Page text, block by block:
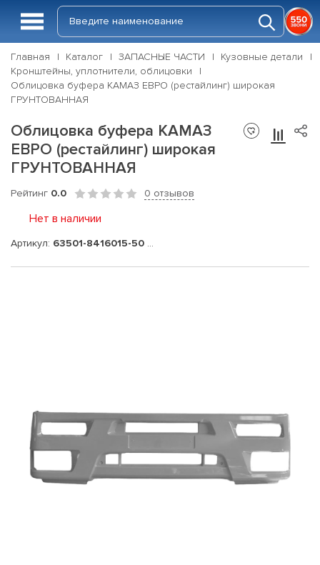
Главная Каталог ЗАПАСНЫЕ ЧАСТИ
Кузовные детали
Кронштейны, уплотнители, облицовки
Облицовка буфера КАМАЗ ЕВРО (рестайлинг) широкая
ГРУНТОВАННАЯ
Облицовка буфера КАМАЗ
ЕВРО (рестайлинг) широкая
ГРУНТОВАННАЯ
Рейтинг 0.0 0 отзывов
Нет в наличии
Артикул: 63501-8416015-50 ГР